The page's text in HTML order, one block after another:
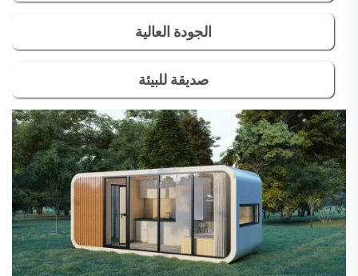
الجودة العالية
صديقة للبيئة